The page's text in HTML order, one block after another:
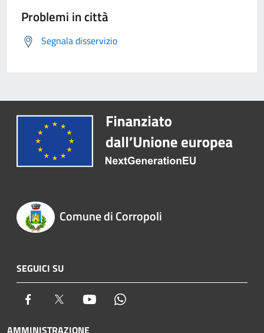
Problemi in città
Segnala disservizio
Comune di Corropoli
SEGUICI SU
Facebook Twitter Youtube
AMMINISTRAZIONE